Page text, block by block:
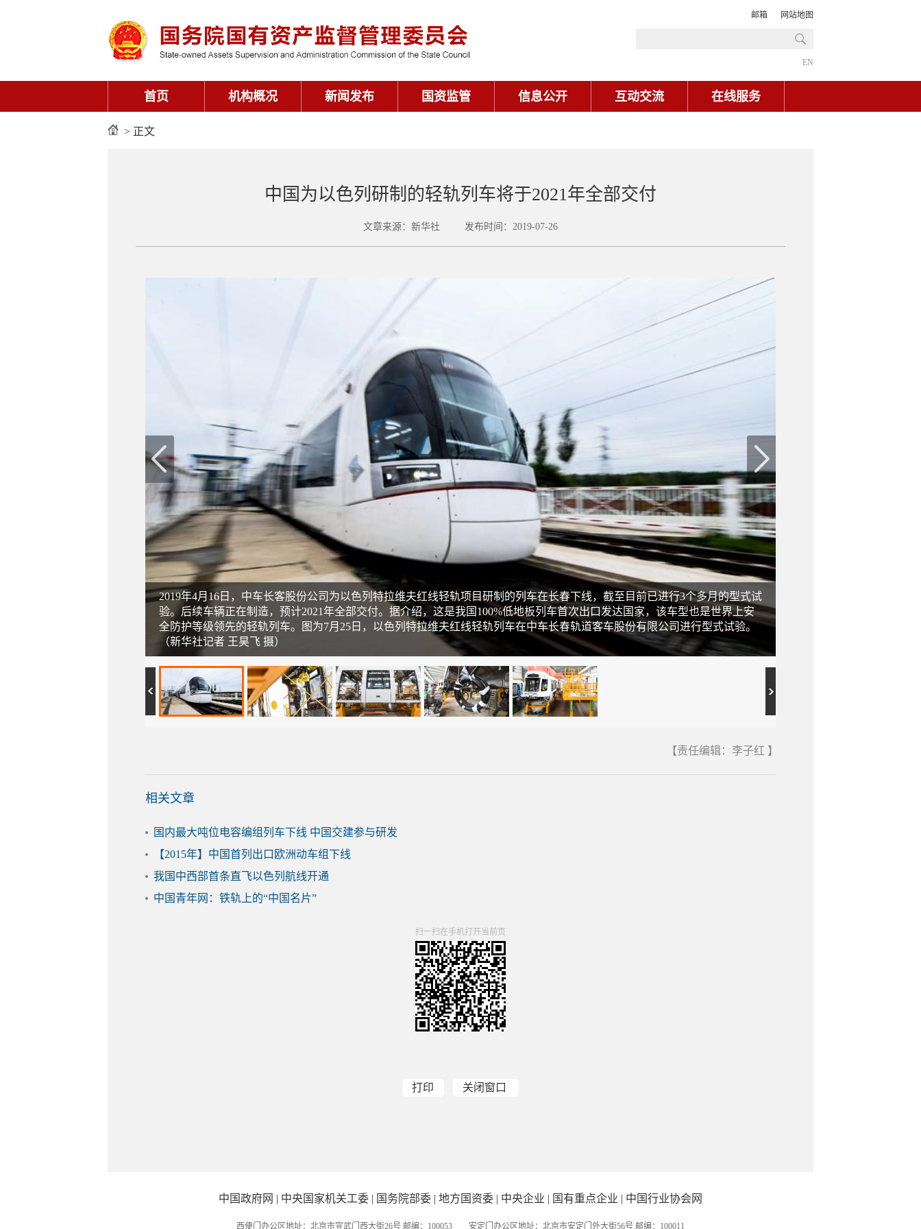
邮箱 网站地图
EN
首页 机构概况 新闻发布 国资监管 信息公开 互动交流 在线服务
> 正文
中国为以色列研制的轻轨列车将于2021年全部交付
文章来源：新华社 发布时间：2019-07-26
2019年4月16日，中车长客股份公司为以色列特拉维夫红线轻轨项目研制的列车在长春下线，截至目前已进行3个多月的型式试
验。后续车辆正在制造，预计2021年全部交付。据介绍，这是我国100%低地板列车首次出口发达国家，该车型也是世界上安
全防护等级领先的轻轨列车。图为7月25日，以色列特拉维夫红线轻轨列车在中车长春轨道客车股份有限公司进行型式试验。
（新华社记者 王昊飞 摄）
【责任编辑：李子红 】
相关文章
国内最大吨位电容编组列车下线 中国交建参与研发
【2015年】中国首列出口欧洲动车组下线
我国中西部首条直飞以色列航线开通
中国青年网：铁轨上的“中国名片”
扫一扫在手机打开当前页
打印 关闭窗口
中国政府网 | 中央国家机关工委 | 国务院部委 | 地方国资委 | 中央企业 | 国有重点企业 | 中国行业协会网
西便门办公区地址：北京市宣武门西大街26号 邮编：100053 安定门办公区地址：北京市安定门外大街56号 邮编：100011